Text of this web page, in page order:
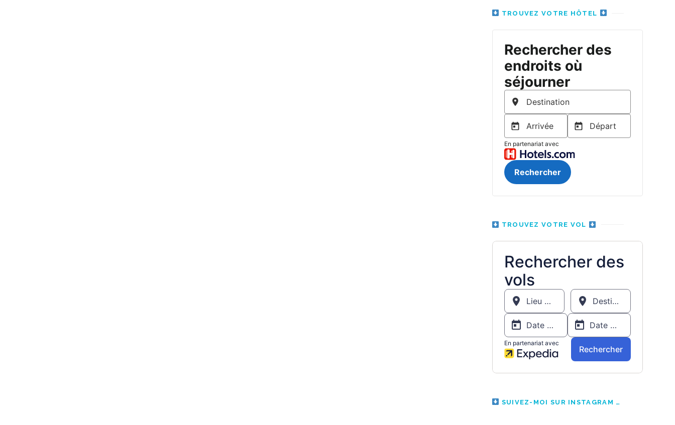
TROUVEZ VOTRE HÔTEL
TROUVEZ VOTRE VOL
SUIVEZ-MOI SUR INSTAGRAM